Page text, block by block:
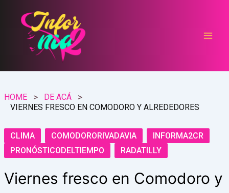
contenido
HOME
DE ACÁ
VIERNES FRESCO EN COMODORO Y ALREDEDORES
CLIMA COMODORORIVADAVIA
INFORMA2CR
PRONÓSTICODELTIEMPO
RADATILLY
Viernes fresco en Comodoro y